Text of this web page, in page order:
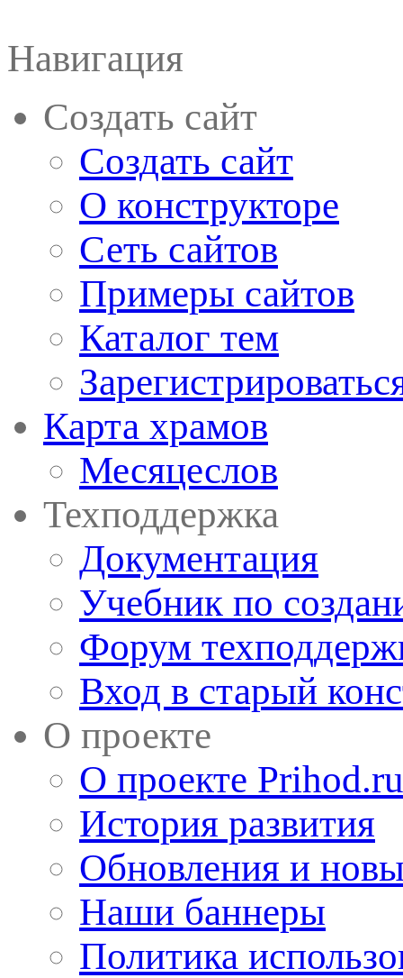
Навигация
Создать сайт
Создать сайт
О конструкторе
Сеть сайтов
Примеры сайтов
Каталог тем
Карта храмов
Месяцеслов
Техподдержка
Документация
Учебник по
Форум
Вход в старый
О проекте
О проекте Prihod.ru
История развития
Обновления и
Наши баннеры
Политика